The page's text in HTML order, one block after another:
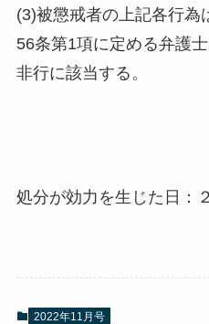
(3)被懲戒者の上記各行為
56条第1項に定める弁護
非行に該当する。
処分が効力を生じた日：
2022年11月号